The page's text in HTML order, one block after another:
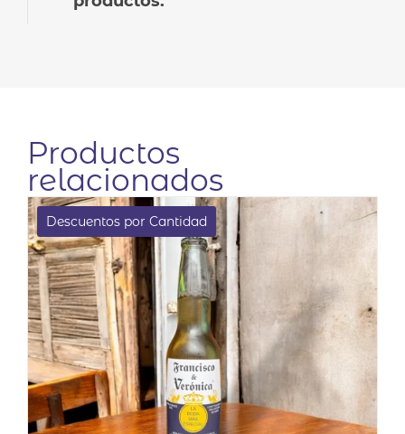
Productos
relacionados
Descuentos por Cantidad